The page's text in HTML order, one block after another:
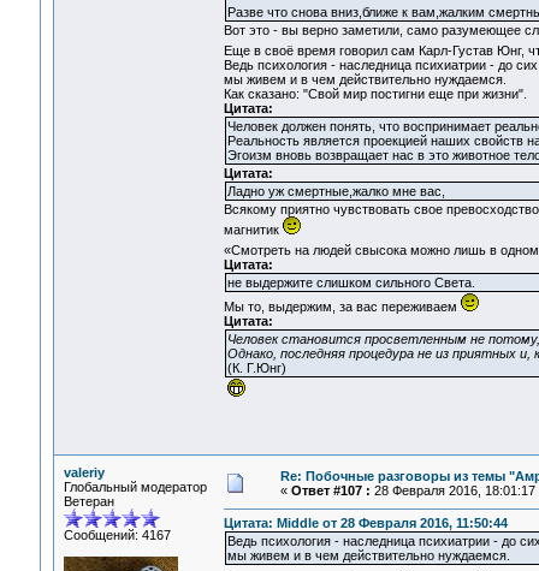
Разве что снова вниз,ближе к вам,жалким
Вот это - вы верно заметили, само разумеющее
Еще в своё время говорил сам Карл-Густав Юнг,
Ведь психология - наследница психиатрии - до
мы живем и в чем действительно нуждаемся.
Как сказано: "Свой мир постигни еще при жизни".
Цитата:
Человек должен понять, что воспринимает
Реальность является проекцией наших свойств
Эгоизм вновь возвращает нас в это животное
Цитата:
Ладно уж смертные,жалко мне вас,
Всякому приятно чувствовать свое
магнитик
«Смотреть на людей свысока можно лишь в
Цитата:
не выдержите слишком сильного Света.
Мы то, выдержим, за вас переживаем
Цитата:
Человек становится просветленным не
Однако, последняя процедура не из приятных и,
(К. Г.Юнг)
valeriy
Глобальный модератор
Ветеран
Сообщений: 4167
Re: Побочные разговоры из темы
« Ответ #107 : 28 Февраля 2016, 18:01:17
Цитата: Middle от 28 Февраля 2016, 11:50:44
Ведь психология - наследница психиатрии - до
мы живем и в чем действительно нуждаемся.